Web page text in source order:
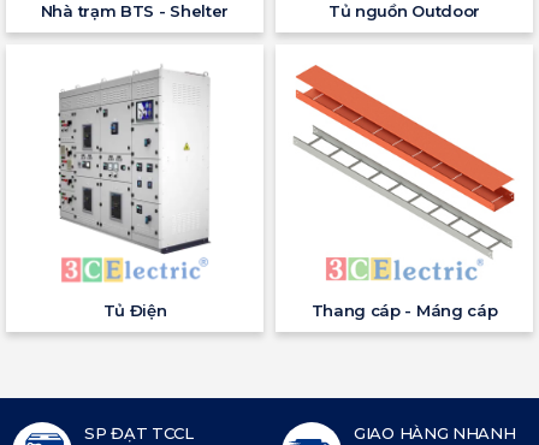
Nhà trạm BTS - Shelter Tủ nguồn Outdoor
Tủ Điện Thang cáp - Máng cáp
SP ĐẠT TCCL
GIAO HÀNG NHANH